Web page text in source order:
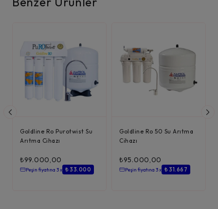
Goldline Ro Purotwist Su
Arıtma Cihazı
₺99.000,00
Peşin fiyatına 3 x ₺ 33.000
Goldline Ro 50 Su Arıtma
Cihazı
₺95.000,00
Peşin fiyatına 3 x ₺ 31.667